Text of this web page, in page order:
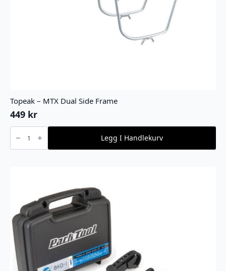
Topeak – MTX Dual Side Frame
449 kr
Topeak
MTX
Dual
Legg I Handlekurv